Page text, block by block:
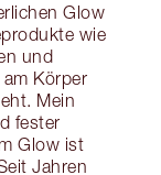
Glow
wie
und
Körper
Mein
fester
Glow ist
Jahren